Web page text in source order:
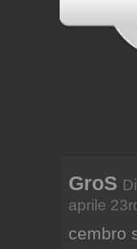
GroS
aprile
cembro